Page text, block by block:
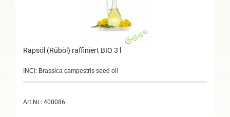
Rapsöl (Rüböl) raffiniert BIO 3 l
INCI: Brassica campestris seed oil
Art.Nr.: 400086